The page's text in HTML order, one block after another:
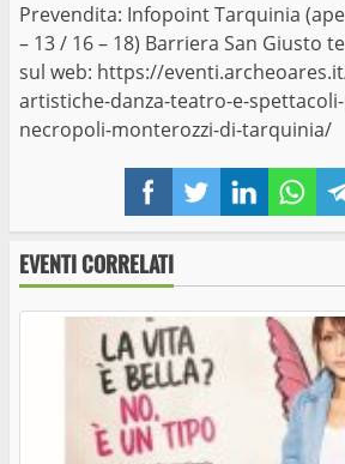
FacebookTwitterLinkedIn
Prevendita: Infopoint Tarquinia
– 13 / 16 – 18) Barriera San Giusto
sul web: https://
artistiche-danza-teatro-e-
necropoli-monterozzi-di-tarquinia/
EVENTI CORRELATI
Paesaggi dell’Arte
cammino